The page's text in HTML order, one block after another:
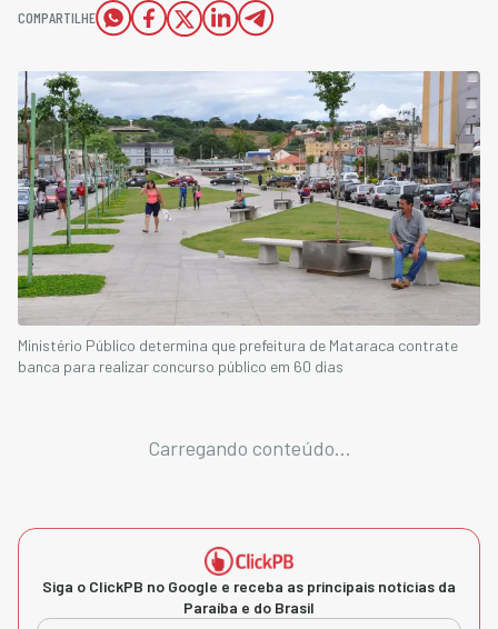
COMPARTILHE
Ministério Público determina que prefeitura de Mataraca contrate
banca para realizar concurso público em 60 dias
Carregando conteúdo...
Siga o ClickPB no Google e receba as principais notícias da
Paraíba e do Brasil